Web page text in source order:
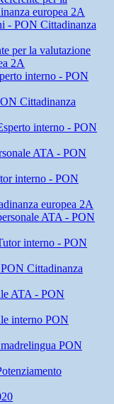
europea 2A
- PON Cittadinanza
per la valutazione
2A
interno - PON
Cittadinanza
interno - PON
ATA - PON
interno - PON
europea 2A
ATA - PON
interno - PON
Cittadinanza
ATA - PON
interno PON
PON